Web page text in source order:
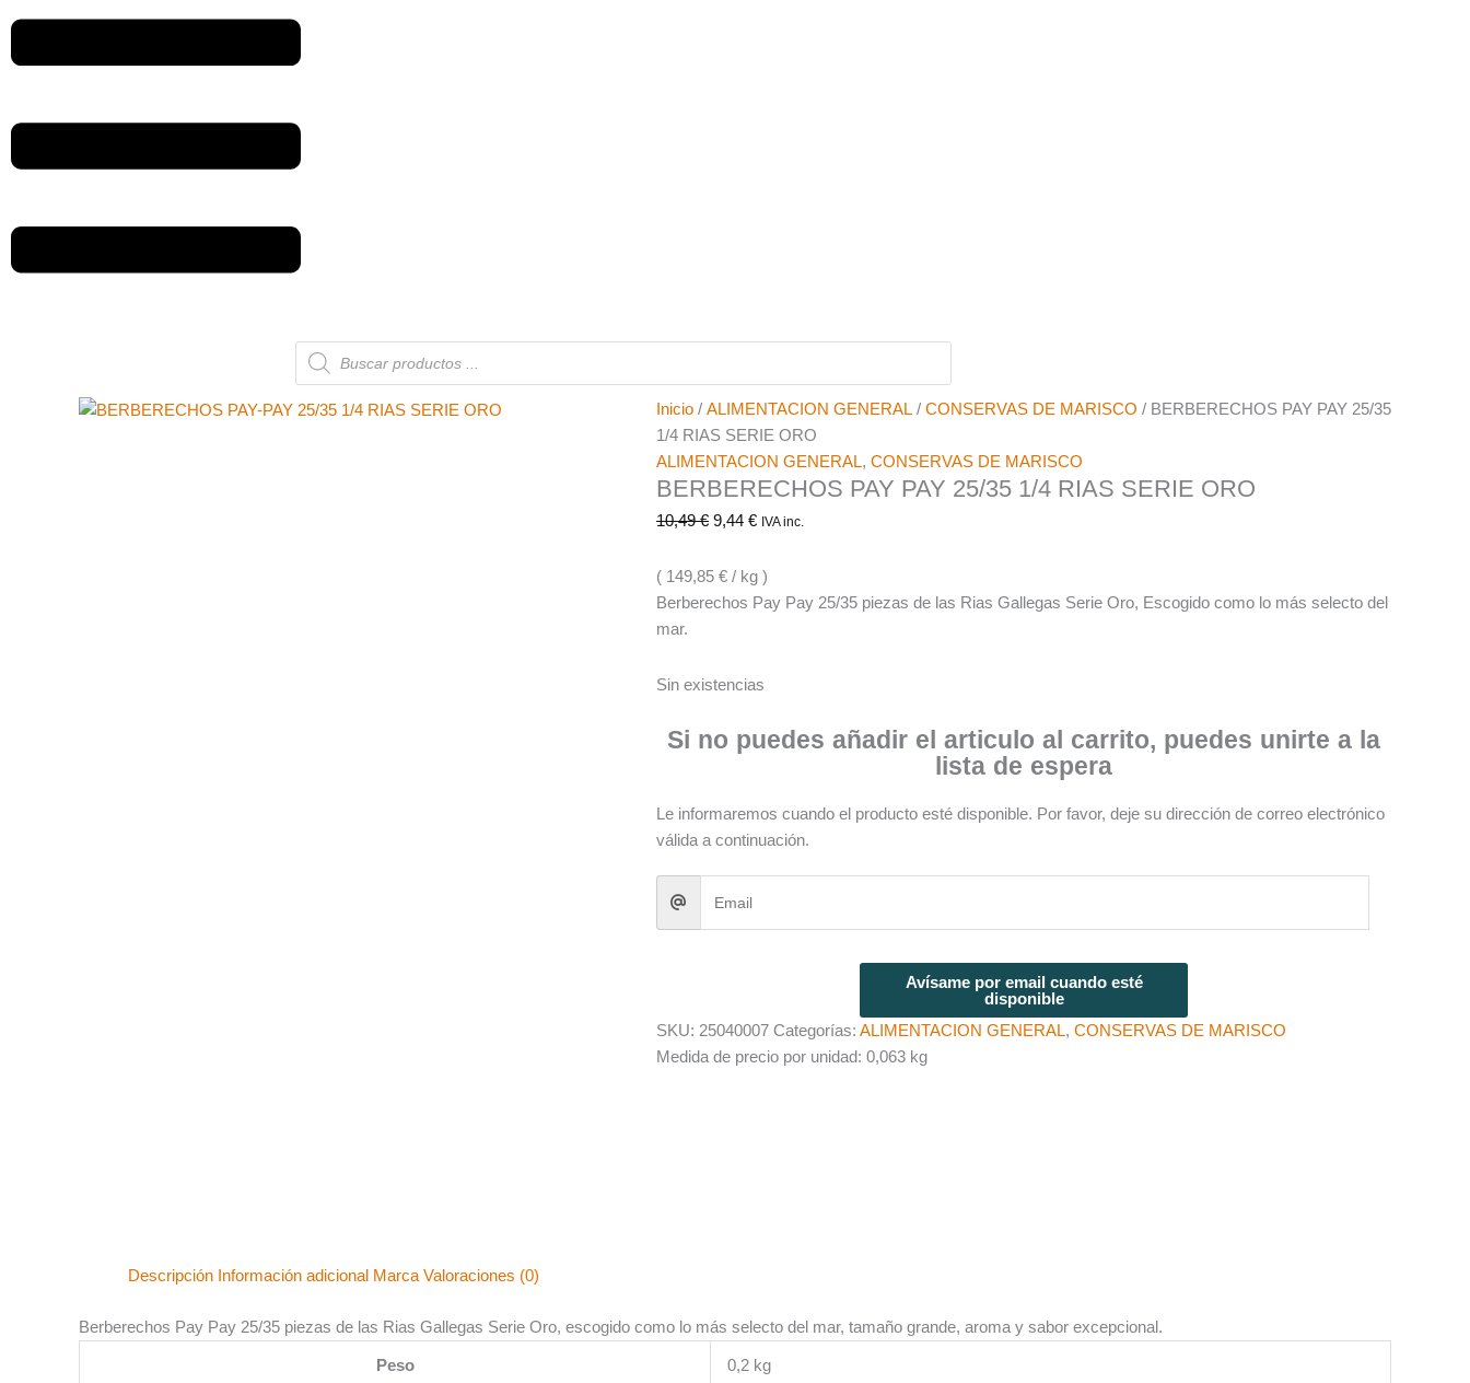
Búsqueda
de
productos
Inicio / ALIMENTACION GENERAL / CONSERVAS DE MARISCO / BERBERECHOS PAY PAY 25/35
1/4 RIAS SERIE ORO
ALIMENTACION GENERAL, CONSERVAS DE MARISCO
BERBERECHOS PAY PAY 25/35 1/4 RIAS SERIE ORO
10,49€ 9,44 € IVA inc.
( 149,85 € / kg )
Berberechos Pay Pay 25/35 piezas de las Rias Gallegas Serie Oro, Escogido como lo más selecto del
mar.
Sin existencias
Si no puedes añadir el articulo al carrito, puedes unirte a la
lista de espera
Le informaremos cuando el producto esté disponible. Por favor, deje su dirección de correo electrónico
válida a continuación.
Avísame por email cuando esté
disponible
SKU: 25040007 Categorías: ALIMENTACION GENERAL, CONSERVAS DE MARISCO
Medida de precio por unidad: 0,063 kg
Descripción Información adicional Marca Valoraciones (0)
Berberechos Pay Pay 25/35 piezas de las Rias Gallegas Serie Oro, escogido como lo más selecto del mar, tamaño grande, aroma y sabor excepcional.
Peso 0,2 kg